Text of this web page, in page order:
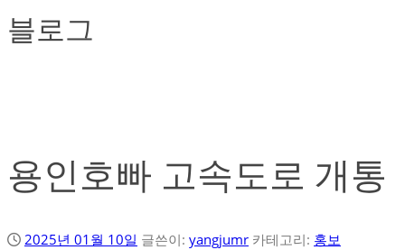
블로그
용인호빠 고속도로 개통
2025년 01월 10일 글쓴이: yangjumr 카테고리: 홍보